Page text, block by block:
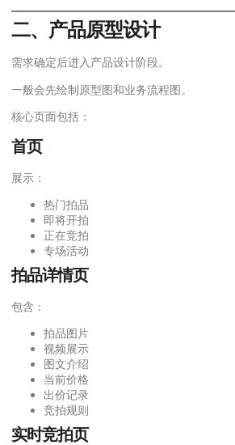
二、产品原型设计
需求确定后进入产品设计阶段。
一般会先绘制原型图和业务流程图。
核心页面包括：
首页
展示：
热门拍品
即将开拍
正在竞拍
专场活动
拍品详情页
包含：
拍品图片
视频展示
图文介绍
当前价格
出价记录
竞拍规则
实时竞拍页